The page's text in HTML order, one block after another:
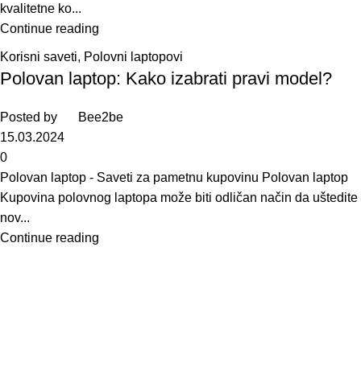
kvalitetne ko...
Continue reading
Korisni saveti, Polovni laptopovi
Polovan laptop: Kako izabrati pravi model?
Posted by
Bee2be
15.03.2024
0
Polovan laptop - Saveti za pametnu kupovinu Polovan laptop
Kupovina polovnog laptopa može biti odličan način da uštedite
nov...
Continue reading